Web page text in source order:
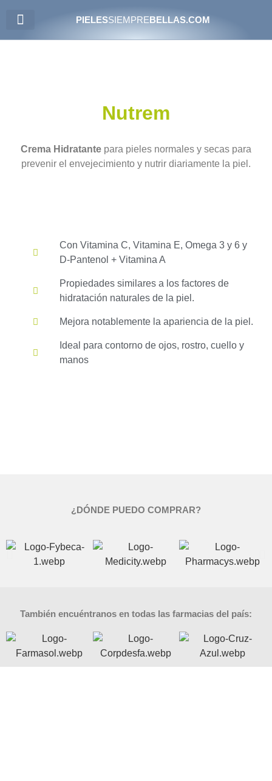
PIELESSIEMPREBELLAS.COM
Nutrem
Crema Hidratante para pieles normales y secas para
prevenir el envejecimiento y nutrir diariamente la piel.
Con Vitamina C, Vitamina E, Omega 3 y 6 y
D-Pantenol + Vitamina A
Propiedades similares a los factores de
hidratación naturales de la piel.
Mejora notablemente la apariencia de la piel.
Ideal para contorno de ojos, rostro, cuello y
manos
¿DÓNDE PUEDO COMPRAR?
También encuéntranos en todas las farmacias del país: